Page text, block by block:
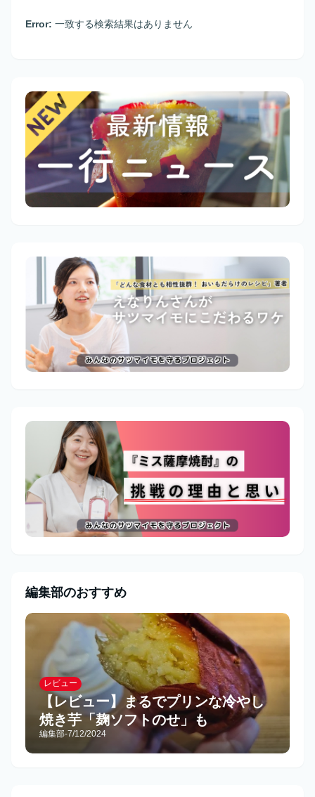
Error: 一致する検索結果はありません
編集部のおすすめ
レビュー
【レビュー】まるでプリンな冷やし
焼き芋「麹ソフトのせ」も
編集部-7/12/2024